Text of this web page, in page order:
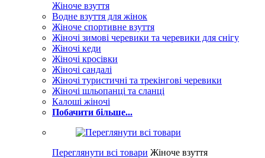
Жіноче взуття
Водне взуття для жінок
Жіноче спортивне взуття
Жіночі зимові черевики та черевики для снігу
Жіночі кеди
Жіночі кросівки
Жіночі сандалі
Жіночі туристичні та трекінгові черевики
Жіночі шльопанці та сланці
Калоші жіночі
Побачити більше...
Переглянути всі товари Жіноче взуття